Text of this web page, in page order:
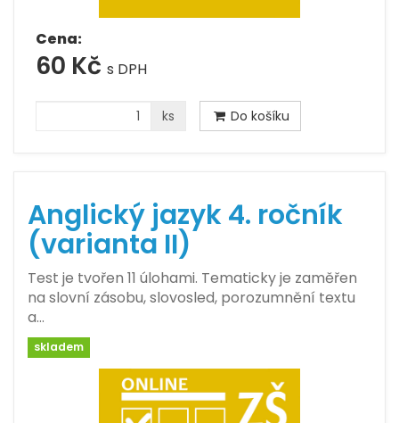
Cena:
60 Kč s DPH
ks Do košíku
Anglický jazyk 4. ročník
(varianta II)
Test je tvořen 11 úlohami. Tematicky je zaměřen
na slovní zásobu, slovosled, porozumnění textu
a…
skladem